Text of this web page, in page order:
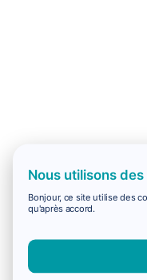
Nous utilisons
Bonjour, ce site utilise des
qu'après accord.